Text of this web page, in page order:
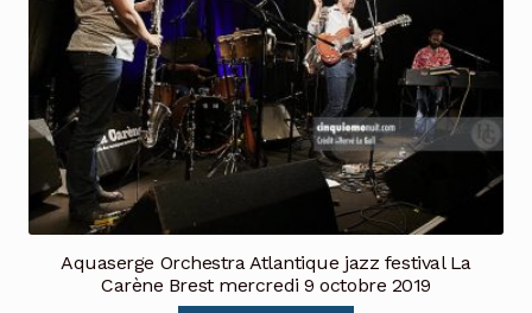
Aquaserge Orchestra Atlantique jazz festival La
Carène Brest mercredi 9 octobre 2019